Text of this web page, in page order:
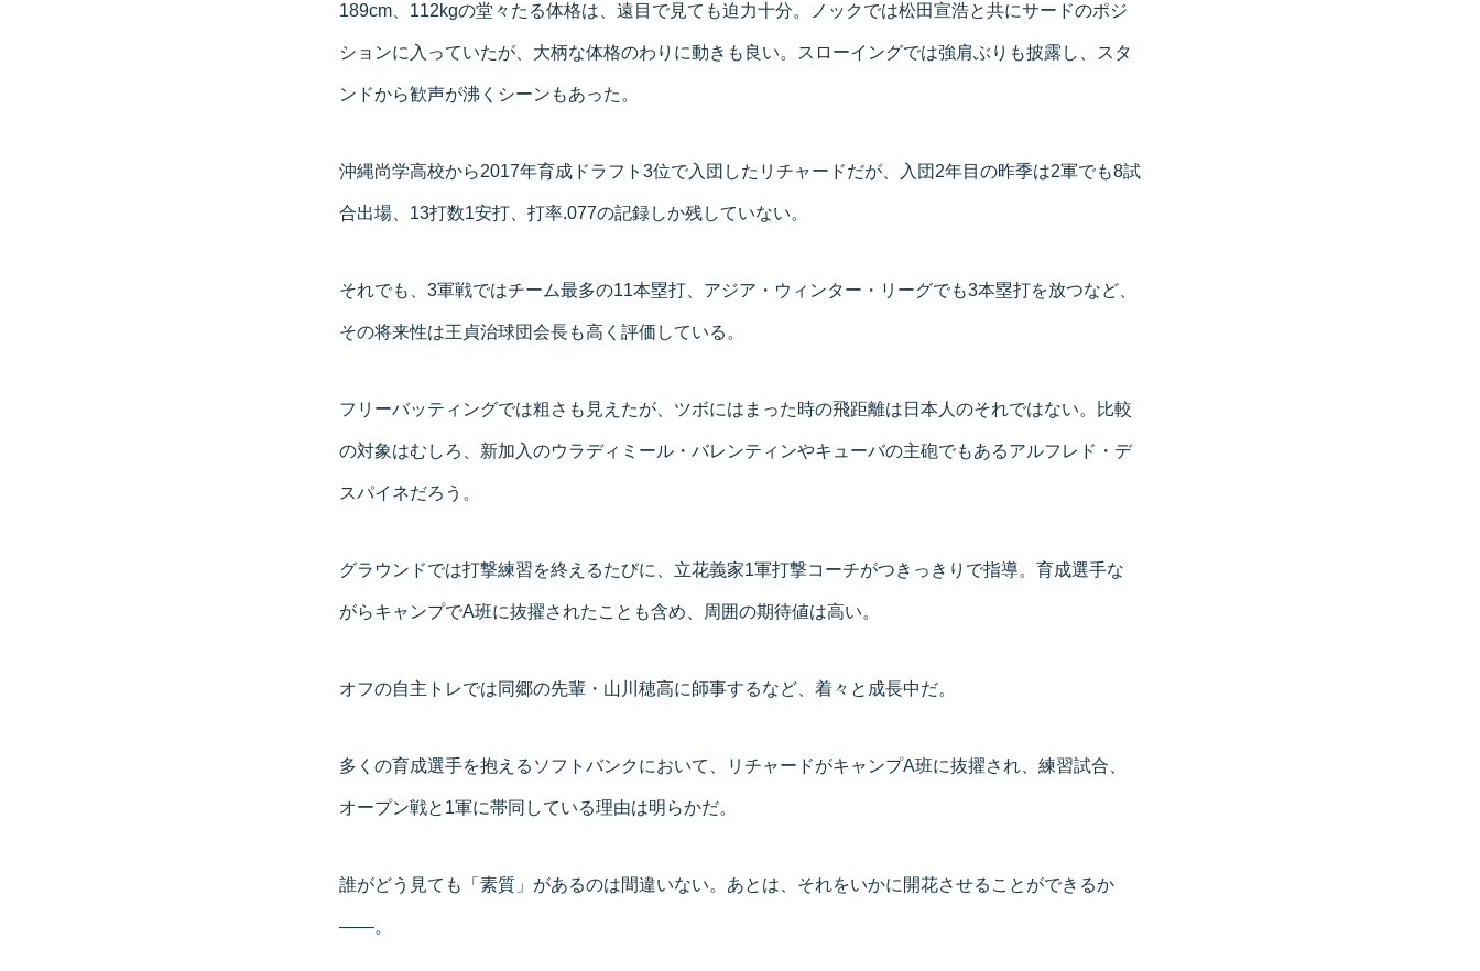
189cm、112kgの堂々たる体格は、遠目で見ても迫力十分。ノックでは松田宣浩と共にサードのポジ
ションに入っていたが、大柄な体格のわりに動きも良い。スローイングでは強肩ぶりも披露し、スタ
ンドから歓声が沸くシーンもあった。
沖縄尚学高校から2017年育成ドラフト3位で入団したリチャードだが、入団2年目の昨季は2軍でも8試
合出場、13打数1安打、打率.077の記録しか残していない。
それでも、3軍戦ではチーム最多の11本塁打、アジア・ウィンター・リーグでも3本塁打を放つなど、
その将来性は王貞治球団会長も高く評価している。
フリーバッティングでは粗さも見えたが、ツボにはまった時の飛距離は日本人のそれではない。比較
の対象はむしろ、新加入のウラディミール・バレンティンやキューバの主砲でもあるアルフレド・デ
スパイネだろう。
グラウンドでは打撃練習を終えるたびに、立花義家1軍打撃コーチがつきっきりで指導。育成選手な
がらキャンプでA班に抜擢されたことも含め、周囲の期待値は高い。
オフの自主トレでは同郷の先輩・山川穂高に師事するなど、着々と成長中だ。
多くの育成選手を抱えるソフトバンクにおいて、リチャードがキャンプA班に抜擢され、練習試合、
オープン戦と1軍に帯同している理由は明らかだ。
誰がどう見ても「素質」があるのは間違いない。あとは、それをいかに開花させることができるか
――。